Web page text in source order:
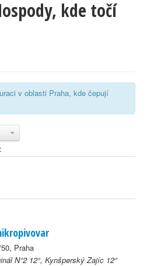
kde točí
v oblasti Praha, kde čepují
Praha
N°2 12°, Kynšperský Zajíc 12°